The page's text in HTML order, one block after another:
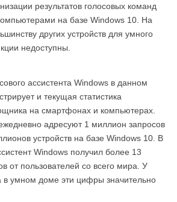
результатов голосовых команд
на базе Windows 10. На
других устройств для умного
недоступны.
ассистента Windows в данном
и текущая статистика
на смартфонах и компьютерах.
адресуют 1 миллион запросов
устройств на базе Windows 10. В
Windows получил более 13
от пользователей со всего мира. У
в умном доме эти цифры значительно